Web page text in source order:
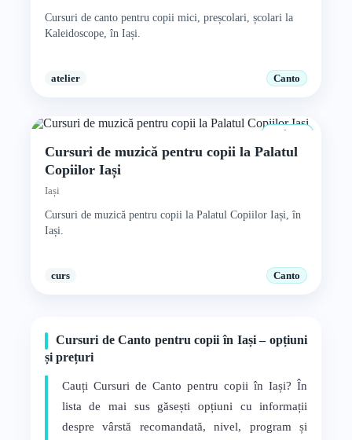
Cursuri de canto pentru copii mici, preșcolari, școlari la
Kaleidoscope, în Iași.
atelier Canto
4+ ani
Cursuri de muzică pentru copii la Palatul
Copiilor Iași
Iași
Cursuri de muzică pentru copii la Palatul Copiilor Iași, în
Iași.
curs Canto
Cursuri de Canto pentru copii în Iași – opțiuni
și prețuri
Cauți Cursuri de Canto pentru copii în Iași? În
lista de mai sus găsești opțiuni cu informații
despre vârstă recomandată, nivel, program și